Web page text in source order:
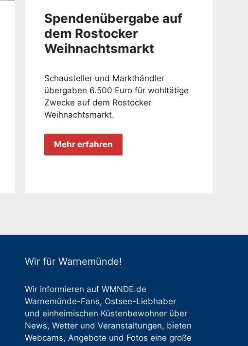
Spendenübergabe auf
dem Rostocker
Weihnachtsmarkt
Schausteller und Markthändler
übergaben 6.500 Euro für wohltätige
Zwecke auf dem Rostocker
Weihnachtsmarkt.
Mehr erfahren
Wir für Warnemünde!
Wir informieren auf WMNDE.de
Warnemünde-Fans, Ostsee-Liebhaber
und einheimischen Küstenbewohner über
News,Wetter undVeranstaltungen, bieten
Webcams,Angebote und Fotos eine große